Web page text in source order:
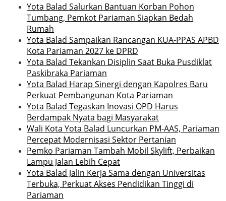
Yota Balad Salurkan Bantuan Korban Pohon
Tumbang, Pemkot Pariaman Siapkan Bedah
Rumah
Yota Balad Sampaikan Rancangan KUA-PPAS APBD
Kota Pariaman 2027 ke DPRD
Yota Balad Tekankan Disiplin Saat Buka Pusdiklat
Paskibraka Pariaman
Yota Balad Harap Sinergi dengan Kapolres Baru
Perkuat Pembangunan Kota Pariaman
Yota Balad Tegaskan Inovasi OPD Harus
Berdampak Nyata bagi Masyarakat
Wali Kota Yota Balad Luncurkan PM-AAS, Pariaman
Percepat Modernisasi Sektor Pertanian
Pemko Pariaman Tambah Mobil Skylift, Perbaikan
Lampu Jalan Lebih Cepat
Yota Balad Jalin Kerja Sama dengan Universitas
Terbuka, Perkuat Akses Pendidikan Tinggi di
Pariaman